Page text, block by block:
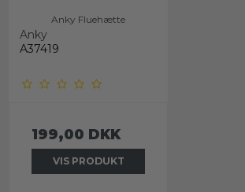
Anky Fluehætte
Anky
A37419
199,00 DKK
VIS PRODUKT